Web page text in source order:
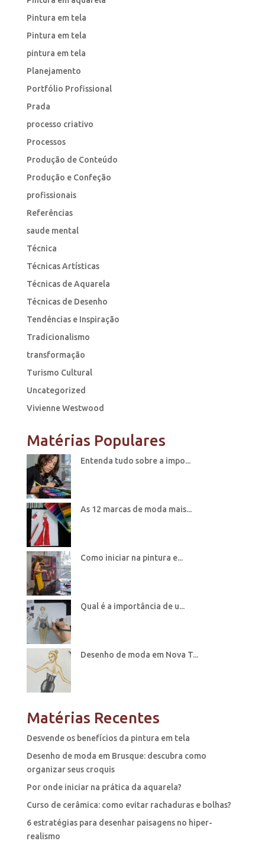
Pintura em tela
Pintura em tela
pintura em tela
Planejamento
Portfólio Profissional
Prada
processo criativo
Processos
Produção de Conteúdo
Produção e Confeção
profissionais
Referências
saude mental
Técnica
Técnicas Artísticas
Técnicas de Aquarela
Técnicas de Desenho
Tendências e Inspiração
Tradicionalismo
transformação
Turismo Cultural
Uncategorized
Vivienne Westwood
Matérias Populares
Entenda tudo sobre a impo...
As 12 marcas de moda mais...
Como iniciar na pintura e...
Qual é a importância de u...
Desenho de moda em Nova T...
Matérias Recentes
Desvende os benefícios da pintura em tela
Desenho de moda em Brusque: descubra como
organizar seus croquis
Por onde iniciar na prática da aquarela?
Curso de cerâmica: como evitar rachaduras e bolhas?
6 estratégias para desenhar paisagens no hiper-
realismo